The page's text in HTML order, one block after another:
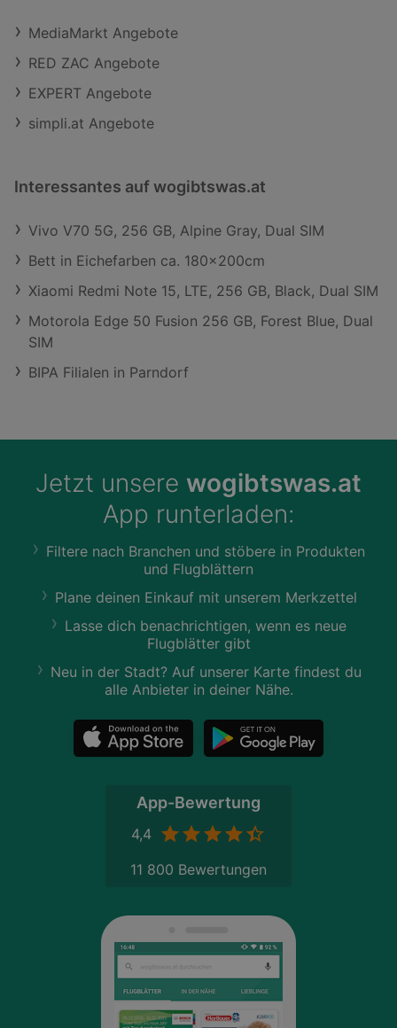
MediaMarkt Angebote
RED ZAC Angebote
EXPERT Angebote
simpli.at Angebote
Interessantes auf wogibtswas.at
Vivo V70 5G, 256 GB, Alpine Gray, Dual SIM
Bett in Eichefarben ca. 180x200cm
Xiaomi Redmi Note 15, LTE, 256 GB, Black, Dual SIM
Motorola Edge 50 Fusion 256 GB, Forest Blue, Dual
SIM
BIPA Filialen in Parndorf
Jetzt unsere wogibtswas.at
App runterladen:
Filtere nach Branchen und stöbere in Produkten
und Flugblättern
Plane deinen Einkauf mit unserem Merkzettel
Lasse dich benachrichtigen, wenn es neue
Flugblätter gibt
Neu in der Stadt? Auf unserer Karte findest du
alle Anbieter in deiner Nähe.
App-Bewertung
4,4
11 800 Bewertungen